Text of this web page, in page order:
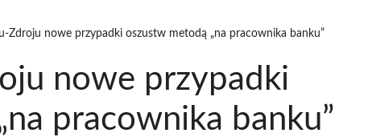
Zdroju nowe przypadki oszustw metodą „na pracownika banku”
nowe przypadki
pracownika banku”